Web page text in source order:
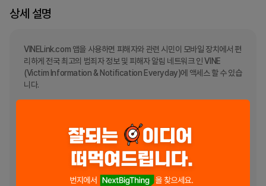
상세 설명
VINELink.com 앱을 사용하면 피해자와 관련 시민이 모바일 장치에서 편
리하게 전국 최고의 범죄자 정보 및 피해자 알림 네트워크 인 VINE
(Victim Information & Notification Everyday)에 액세스 할 수 있습
니다.
• 연중 무휴 24 시간 VINE 온라인 포털에 액세스
• 48 개 주에있는 2,900 개 이상의 법 집행 기관의 범죄자 양육권 상태
정보보기 (데이터 가용성은 기관에서 결정)
• 앱 내 알림, 전화, 이메일, 문자 메시지 (사용 가능한 경우) 또는 TTY 장
치를 통해 범죄자 양육권 변경 알림에 등록